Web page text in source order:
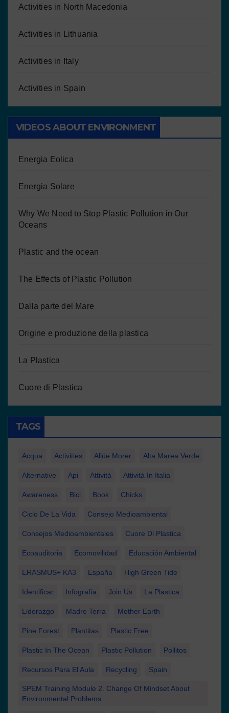
Activities in North Macedonia
Activities in Lithuania
Activities in Italy
Activities in Spain
VIDEOS ABOUT ENVIRONMENT
Energia Eolica
Energia Solare
Why We Need to Stop Plastic Pollution in Our
Oceans
Plastic and the ocean
The Effects of Plastic Pollution
Dalla parte del Mare
Origine e produzione della plastica
La Plastica
Cuore di Plastica
TAGS
Acqua Activities Allúe Morer Alta Marea Verde
Alternative Api Attività Attività In Italia
Awareness Bici Book Chicks
Ciclo De La Vida Consejo Medioambiental
Consejos Medioambientales Cuore Di Plastica
Ecoauditoria Ecomovilidad Educación Ambiental
ERASMUS+ KA3 España High Green Tide
Identificar Infografía Join Us La Plastica
Liderazgo Madre Terra Mother Earth
Pine Forest Plantitas Plastic Free
Plastic In The Ocean Plastic Pollution Pollitos
Recursos Para El Aula Recycling Spain
SPEM Training Module 2. Change Of Mindset About
Environmental Problems